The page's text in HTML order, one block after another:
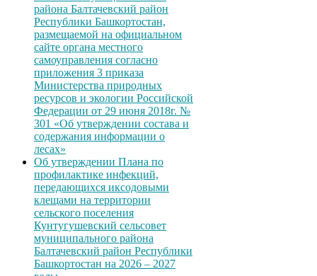
района Балтачевский район
Республики Башкортостан,
размещаемой на официальном
сайте органа местного
самоуправления согласно
приложения 3 приказа
Министерства природных
ресурсов и экологии Российской
Федерации от 29 июня 2018г. №
301 «Об утверждении состава и
содержания информации о
лесах»
Об утверждении Плана по
профилактике инфекций,
передающихся иксодовыми
клещами на территории
сельского поселения
Кунтугушевский сельсовет
муниципального района
Балтачевский район Республики
Башкортостан на 2026 – 2027